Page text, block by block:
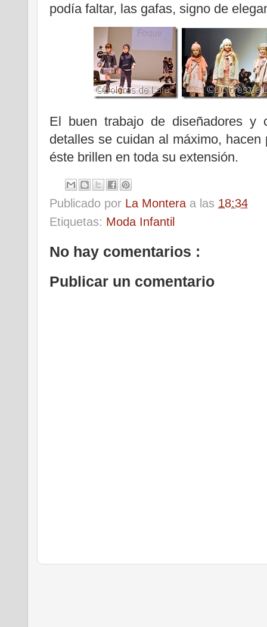
podía faltar, las gafas, signo de
El buen trabajo de diseñadores y
detalles se cuidan al máximo,
éste brillen en toda su extensión.
Publicado por La Montera a las 18:34
Etiquetas: Moda Infantil
No hay comentarios :
Publicar un comentario